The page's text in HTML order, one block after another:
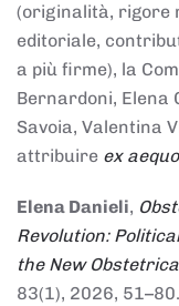
(originalità, rigore
editoriale,
a più firme), la
Bernardoni, Elena
Savoia, Valentina
attribuire ex aequo
Elena Danieli,
Revolution:
the New
83(1), 2026, 51–80.